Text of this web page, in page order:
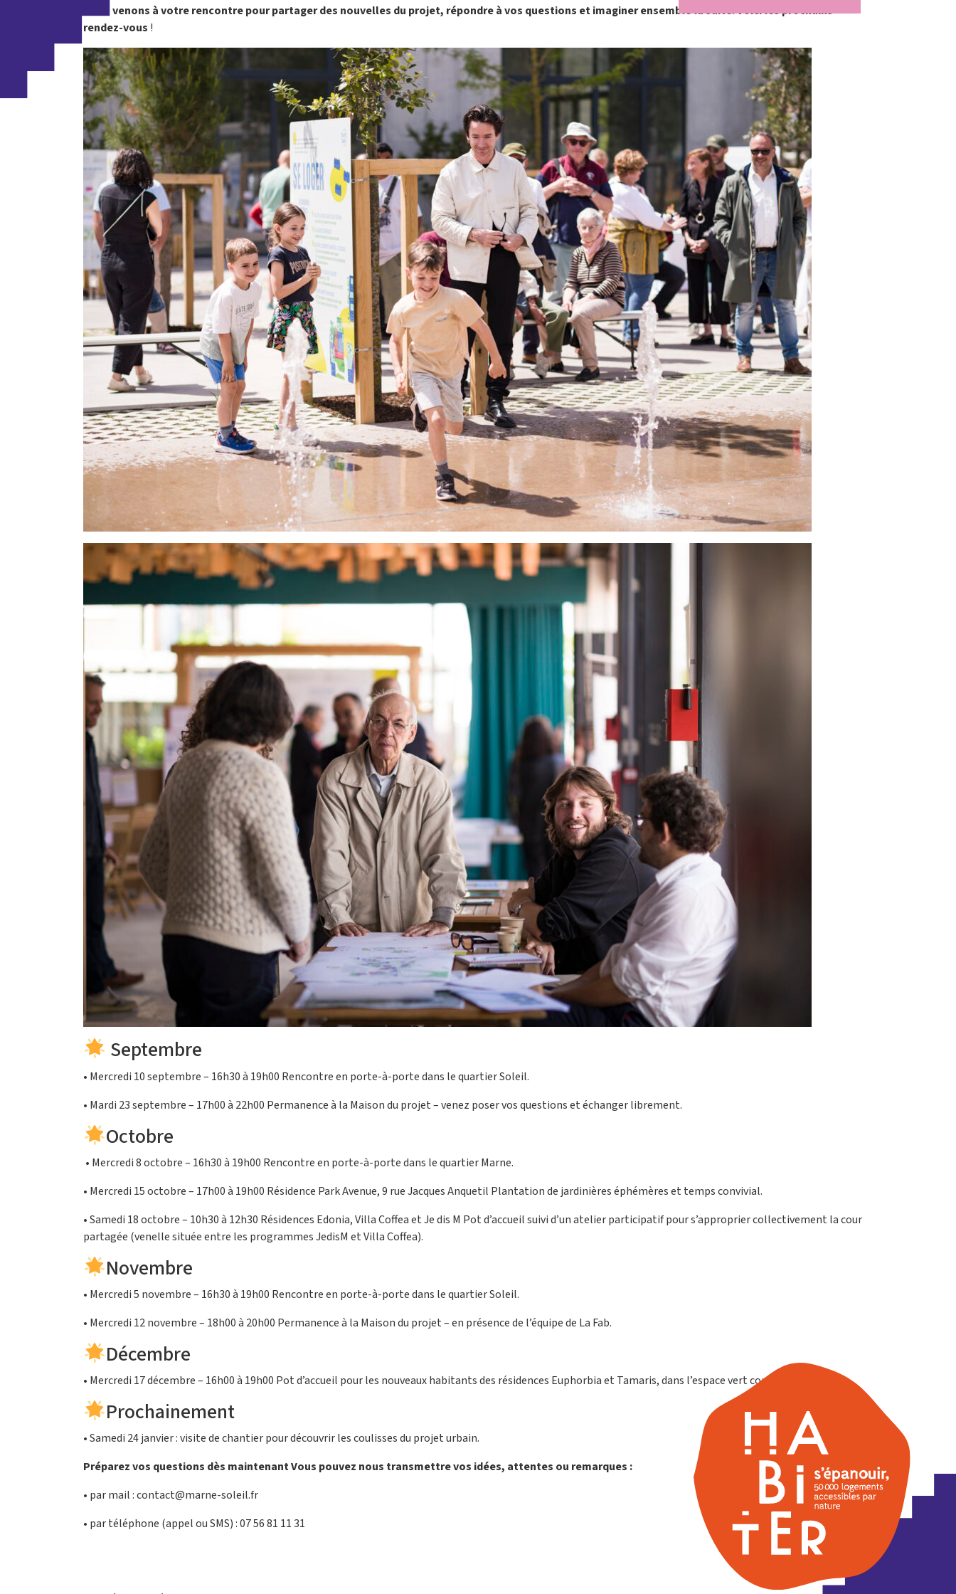
Nous venons à votre rencontre pour partager des nouvelles du projet, répondre à vos questions et imaginer ensemble la suite. Voici les prochains
rendez-vous !
Septembre
• Mercredi 10 septembre – 16h30 à 19h00 Rencontre en porte-à-porte dans le quartier Soleil.
• Mardi 23 septembre – 17h00 à 22h00 Permanence à la Maison du projet – venez poser vos questions et échanger librement.
Octobre
• Mercredi 8 octobre – 16h30 à 19h00 Rencontre en porte-à-porte dans le quartier Marne.
• Mercredi 15 octobre – 17h00 à 19h00 Résidence Park Avenue, 9 rue Jacques Anquetil Plantation de jardinières éphémères et temps convivial.
• Samedi 18 octobre – 10h30 à 12h30 Résidences Edonia, Villa Coffea et Je dis M Pot d’accueil suivi d’un atelier participatif pour s’approprier collectivement la cour
partagée (venelle située entre les programmes JedisM et Villa Coffea).
Novembre
• Mercredi 5 novembre – 16h30 à 19h00 Rencontre en porte-à-porte dans le quartier Soleil.
• Mercredi 12 novembre – 18h00 à 20h00 Permanence à la Maison du projet – en présence de l’équipe de La Fab.
Décembre
• Mercredi 17 décembre – 16h00 à 19h00 Pot d’accueil pour les nouveaux habitants des résidences Euphorbia et Tamaris, dans l’espace vert commun.
Prochainement
• Samedi 24 janvier : visite de chantier pour découvrir les coulisses du projet urbain.
Préparez vos questions dès maintenant Vous pouvez nous transmettre vos idées, attentes ou remarques :
• par mail : contact@marne-soleil.fr
• par téléphone (appel ou SMS) : 07 56 81 11 31